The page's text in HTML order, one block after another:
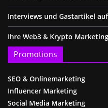
Interviews und Gastartikel
Ihre Web3 & Krypto
Promotions
SEO & Onlinemarketing
Influencer Marketing
Social Media Marketing